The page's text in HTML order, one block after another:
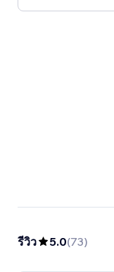
รีวิว 5.0(73)